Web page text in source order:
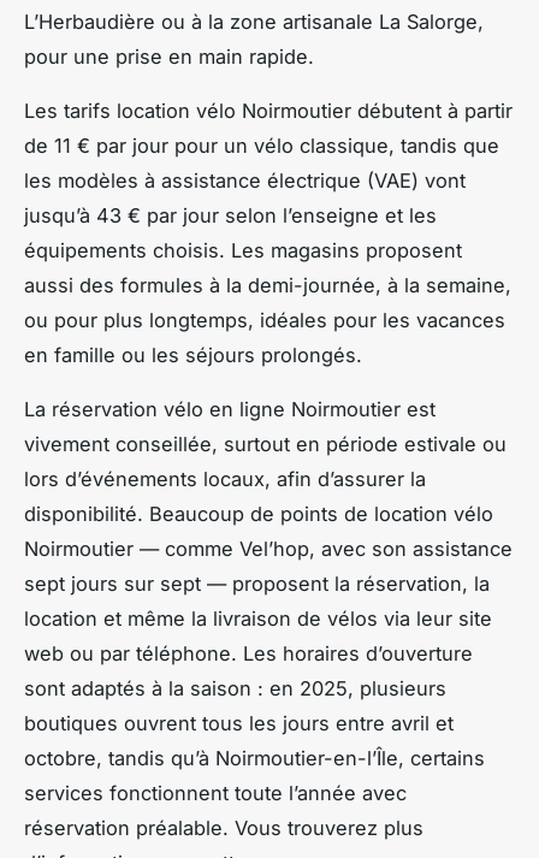
L’Herbaudière ou à la zone artisanale La Salorge,
pour une prise en main rapide.
Les tarifs location vélo Noirmoutier débutent à partir
de 11 € par jour pour un vélo classique, tandis que
les modèles à assistance électrique (VAE) vont
jusqu’à 43 € par jour selon l’enseigne et les
équipements choisis. Les magasins proposent
aussi des formules à la demi-journée, à la semaine,
ou pour plus longtemps, idéales pour les vacances
en famille ou les séjours prolongés.
La réservation vélo en ligne Noirmoutier est
vivement conseillée, surtout en période estivale ou
lors d’événements locaux, afin d’assurer la
disponibilité. Beaucoup de points de location vélo
Noirmoutier — comme Vel’hop, avec son assistance
sept jours sur sept — proposent la réservation, la
location et même la livraison de vélos via leur site
web ou par téléphone. Les horaires d’ouverture
sont adaptés à la saison : en 2025, plusieurs
boutiques ouvrent tous les jours entre avril et
octobre, tandis qu’à Noirmoutier-en-l’Île, certains
services fonctionnent toute l’année avec
réservation préalable. Vous trouverez plus